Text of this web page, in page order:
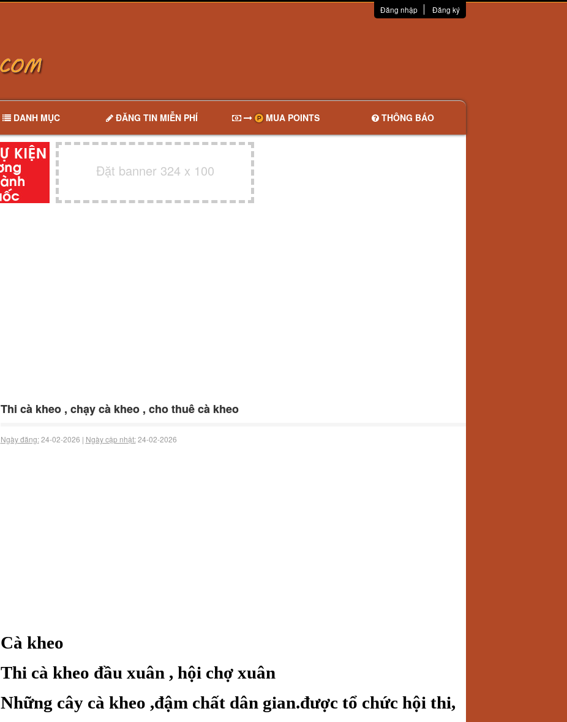
Đăng nhập Đăng ký
DANH MỤC ĐĂNG TIN MIỄN PHÍ MUA POINTS THÔNG BÁO
Đặt banner 324 x 100
Thi cà kheo , chạy cà kheo , cho thuê cà kheo
Ngày đăng:24-02-2026 | Ngày cập nhật:24-02-2026
Cà kheo
Thi cà kheo đầu xuân , hội chợ xuân
Những cây cà kheo ,đậm chất dân gian.được tổ chức hội thi,